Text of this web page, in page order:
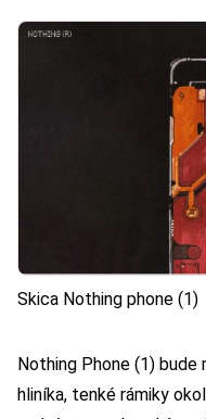
Skica Nothing phone (1)
Nothing Phone (1)
hliníka, tenké rámiky